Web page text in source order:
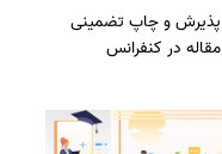
پذیرش و چاپ تضمینی
مقاله در کنفرانس